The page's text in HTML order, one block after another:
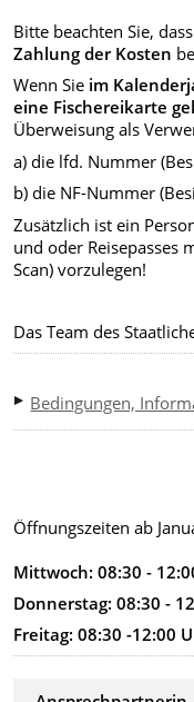
Bitte beachten Sie,
Zahlung der Kosten
Wenn Sie im
eine Fischereikarte
Überweisung als
a) die lfd. Nummer
b) die NF-Nummer
Zusätzlich ist ein
und oder Reisepasses
Scan) vorzulegen!
Das Team des
Bedingungen,
Öffnungszeiten ab
Mittwoch: 08:30 -
Donnerstag: 08:30 -
Freitag: 08:30 -12:00